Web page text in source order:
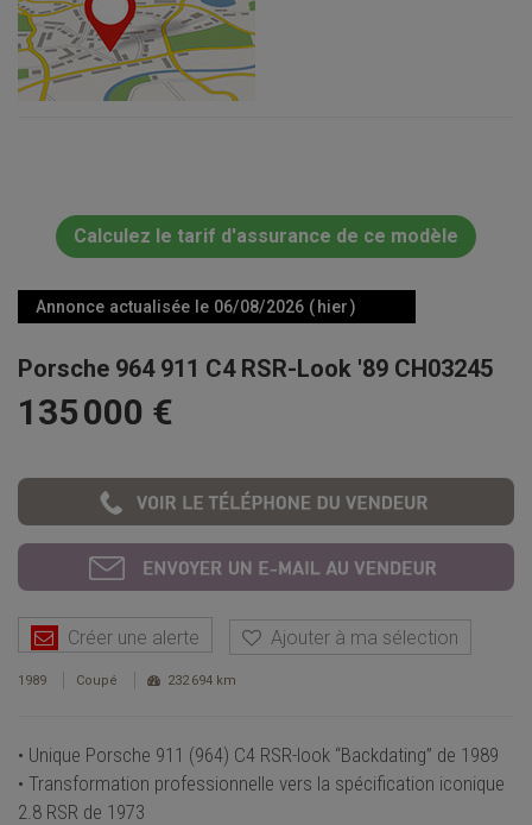
Calculez le tarif d'assurance de ce modèle
Annonce actualisée le 06/08/2026 ( hier )
Porsche 964 911 C4 RSR-Look '89 CH03245
135 000 €
Créer une alerte Ajouter à ma sélection
1989 Coupé 232 694 km
• Unique Porsche 911 (964) C4 RSR-look “Backdating” de 1989
• Transformation professionnelle vers la spécification iconique
2.8 RSR de 1973